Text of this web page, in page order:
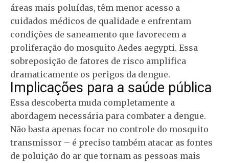
áreas mais poluídas, têm menor acesso a
cuidados médicos de qualidade e enfrentam
condições de saneamento que favorecem a
proliferação do mosquito Aedes aegypti. Essa
sobreposição de fatores de risco amplifica
dramaticamente os perigos da dengue.
Implicações para a saúde pública
Essa descoberta muda completamente a
abordagem necessária para combater a dengue.
Não basta apenas focar no controle do mosquito
transmissor – é preciso também atacar as fontes
de poluição do ar que tornam as pessoas mais